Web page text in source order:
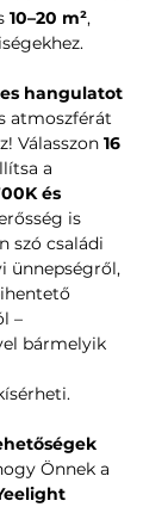
10–20 m²,
hangulatot
atmoszférát
Válasszon 16
a
és
is
szó családi
ünnepségről,
–
bármelyik
Önnek a